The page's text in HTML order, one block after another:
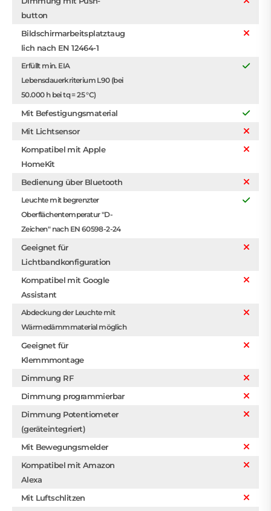
button
Bildschirmarbeitsplatztaug
lich nach EN 12464-1
Erfüllt min. EIA
Lebensdauerkriterium L90 (bei
50.000 h bei tq = 25 °C)
Mit Befestigungsmaterial
Mit Lichtsensor
Kompatibel mit Apple
HomeKit
Bedienung über Bluetooth
Leuchte mit begrenzter
Oberflächentemperatur "D-
Zeichen" nach EN 60598-2-24
Geeignet für
Lichtbandkonfiguration
Kompatibel mit Google
Assistant
Abdeckung der Leuchte mit
Wärmedämmmaterial möglich
Geeignet für
Klemmmontage
Dimmung RF
Dimmung programmierbar
Dimmung Potentiometer
(geräteintegriert)
Mit Bewegungsmelder
Kompatibel mit Amazon
Alexa
Mit Luftschlitzen